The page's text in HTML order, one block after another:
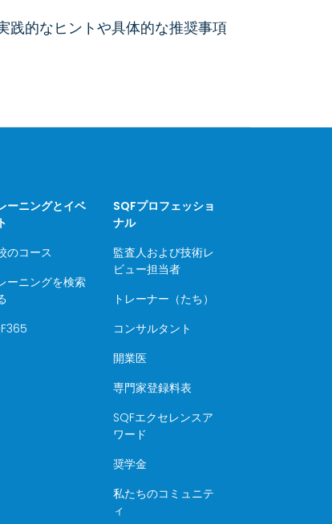
践的なヒントや具体的な推奨事項
ーニングとイベ
のコース
ーニングを検索
SQFプロフェッショ
ナル
監査人および技術レ
ビュー担当者
トレーナー（たち）
コンサルタント
開業医
専門家登録料表
SQFエクセレンスア
ワード
奨学金
私たちのコミュニテ
ィ